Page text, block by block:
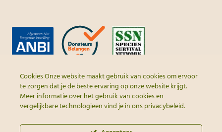
Cookies Onze website maakt gebruik van cookies om ervoor
te zorgen dat je de beste ervaring op onze website krijgt.
Meer informatie over het gebruik van cookies en
vergelijkbare technologieën vind je in onsprivacybeleid.